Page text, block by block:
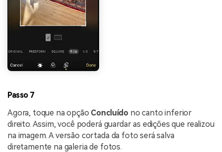
Passo 7
Agora, toque na opção Concluído no canto inferior
direito. Assim, você poderá guardar as edições que realizou
na imagem. A versão cortada da foto será salva
diretamente na galeria de fotos.